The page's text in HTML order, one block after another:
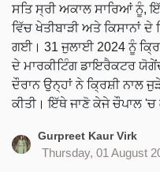
ਸਤਿ ਸ੍ਰੀ ਅਕਾਲ ਸਾਰਿਆਂ ਨੂੰ,
ਵਿੱਚ ਖੇਤੀਬਾੜੀ ਅਤੇ ਕਿਸਾਨਾਂ ਦੇ
ਗਈ। 31 ਜੁਲਾਈ 2024 ਨੂੰ
ਦੇ ਮਾਰਕੀਟਿੰਗ ਡਾਇਰੈਕਟਰ
ਦੌਰਾਨ ਉਨ੍ਹਾਂ ਨੇ ਕ੍ਰਿਸ਼ੀ ਨਾਲ
ਕੀਤੀ। ਇੱਥੇ ਜਾਣੋ ਕੇਜੇ ਚੌਪਾਲ 'ਚ
Gurpreet Kaur Virk
Thursday, 01 August